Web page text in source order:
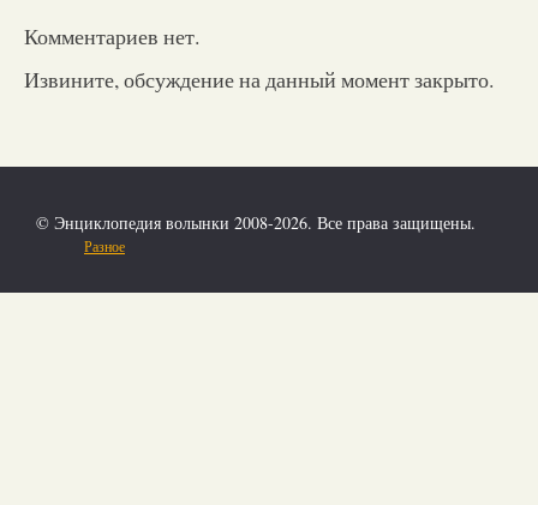
Комментариев нет.
Извините, обсуждение на данный момент закрыто.
© Энциклопедия волынки 2008-2026. Все права защищены.
Разное